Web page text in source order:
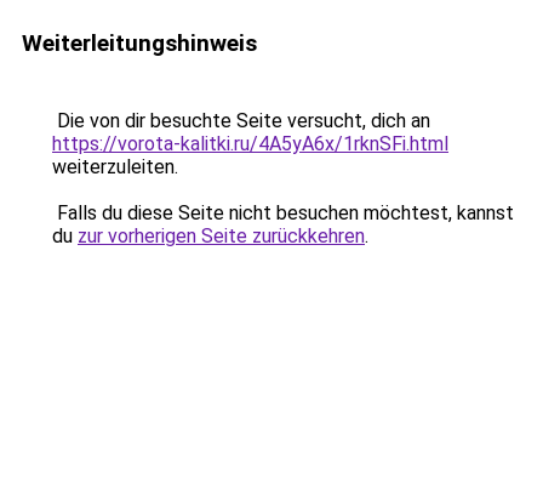
Weiterleitungshinweis
Die von dir besuchte Seite versucht, dich an
https://vorota-kalitki.ru/4A5yA6x/1rknSFi.html
weiterzuleiten.
Falls du diese Seite nicht besuchen möchtest, kannst
du zur vorherigen Seite zurückkehren.